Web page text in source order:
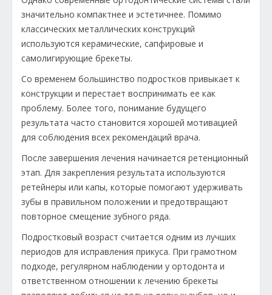
значительно компактнее и эстетичнее. Помимо
классических металлических конструкций
используются керамические, сапфировые и
самолигирующие брекеты.
Со временем большинство подростков привыкает к
конструкции и перестает воспринимать ее как
проблему. Более того, понимание будущего
результата часто становится хорошей мотивацией
для соблюдения всех рекомендаций врача.
После завершения лечения начинается ретенционный
этап. Для закрепления результата используются
ретейнеры или капы, которые помогают удерживать
зубы в правильном положении и предотвращают
повторное смещение зубного ряда.
Подростковый возраст считается одним из лучших
периодов для исправления прикуса. При грамотном
подходе, регулярном наблюдении у ортодонта и
ответственном отношении к лечению брекеты